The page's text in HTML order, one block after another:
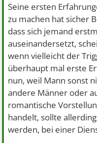
Seine ersten
zu machen hat sicher
dass sich jemand
auseinandersetzt,
wenn vielleicht der
überhaupt mal erste
nun, weil Mann sonst
andere Männer oder
romantische
handelt, sollte
werden, bei einer